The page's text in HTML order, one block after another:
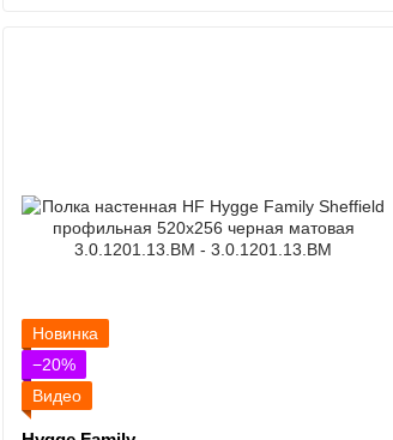
Новинка
−20%
Видео